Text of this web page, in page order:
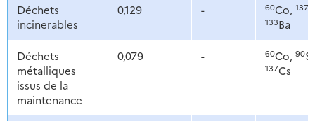
Déchets
incinerables
0,129 - 60Co, 137
133Ba
Déchets
métalliques
issus de la
maintenance
0,079 - 60Co, 90
137Cs